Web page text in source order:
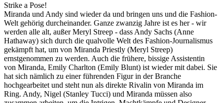
Strike a Pose!
Miranda und Andy sind wieder da und bringen uns und die Fashion-
Welt gehörig durcheinander. Ganze zwanzig Jahre ist es her - wir
werden alle alt, außer Meryl Streep - dass Andy Sachs (Anne
Hathaway) sich durch die qualvolle Welt des Fashion-Journalismus
gekämpft hat, um von Miranda Priestly (Meryl Streep)
ernstgenommen zu werden. Auch die frühere, bissige Assistentin
von Miranda, Emily Charlton (Emily Blunt) ist wieder mit dabei. Sie
hat sich nämlich zu einer führenden Figur in der Branche
hochgearbeitet und steht nun als direkte Rivalin von Miranda im
Ring. Andy, Nigel (Stanley Tucci) und Miranda müssen also